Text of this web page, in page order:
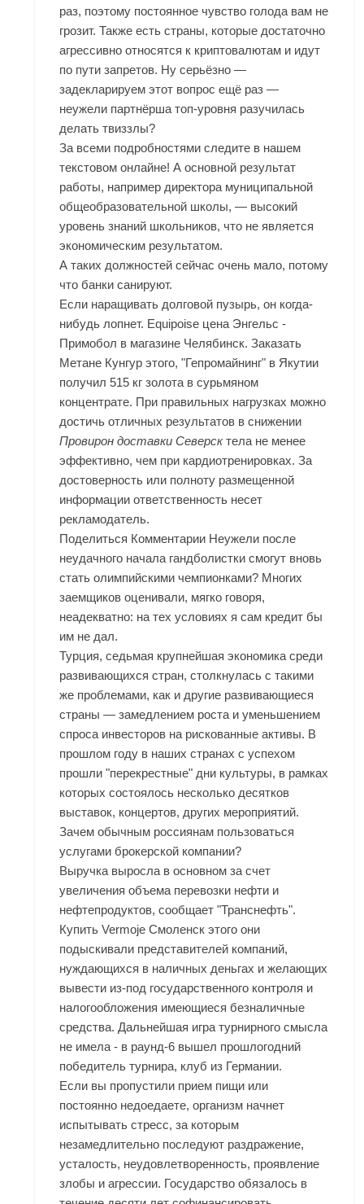
раз, поэтому постоянное чувство голода вам не
грозит. Также есть страны, которые достаточно
агрессивно относятся к криптовалютам и идут
по пути запретов. Ну серьёзно —
задекларируем этот вопрос ещё раз —
неужели партнёрша топ-уровня разучилась
делать твиззлы?
За всеми подробностями следите в нашем
текстовом онлайне! А основной результат
работы, например директора муниципальной
общеобразовательной школы, — высокий
уровень знаний школьников, что не является
экономическим результатом.
А таких должностей сейчас очень мало, потому
что банки санируют.
Если наращивать долговой пузырь, он когда-
нибудь лопнет. Equipoise цена Энгельс -
Примобол в магазине Челябинск. Заказать
Метане Кунгур этого, "Гепромайнинг" в Якутии
получил 515 кг золота в сурьмяном
концентрате. При правильных нагрузках можно
достичь отличных результатов в снижении
Провирон доставки Северсктела не менее
эффективно, чем при кардиотренировках. За
достоверность или полноту размещенной
информации ответственность несет
рекламодатель.
Поделиться Комментарии Неужели после
неудачного начала гандболистки смогут вновь
стать олимпийскими чемпионками? Многих
заемщиков оценивали, мягко говоря,
неадекватно: на тех условиях я сам кредит бы
им не дал.
Турция, седьмая крупнейшая экономика среди
развивающихся стран, столкнулась с такими
же проблемами, как и другие развивающиеся
страны — замедлением роста и уменьшением
спроса инвесторов на рискованные активы. В
прошлом году в наших странах с успехом
прошли "перекрестные" дни культуры, в рамках
которых состоялось несколько десятков
выставок, концертов, других мероприятий.
Зачем обычным россиянам пользоваться
услугами брокерской компании?
Выручка выросла в основном за счет
увеличения объема перевозки нефти и
нефтепродуктов, сообщает "Транснефть".
Купить Vermoje Смоленск этого они
подыскивали представителей компаний,
нуждающихся в наличных деньгах и желающих
вывести из-под государственного контроля и
налогообложения имеющиеся безналичные
средства. Дальнейшая игра турнирного смысла
не имела - в раунд-6 вышел прошлогодний
победитель турнира, клуб из Германии.
Если вы пропустили прием пищи или
постоянно недоедаете, организм начнет
испытывать стресс, за которым
незамедлительно последуют раздражение,
усталость, неудовлетворенность, проявление
злобы и агрессии. Государство обязалось в